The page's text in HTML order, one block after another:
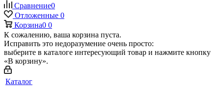
Сравнение0
Отложенные 0
Корзина0 0
К сожалению, ваша корзина пуста.
Исправить это недоразумение очень просто:
выберите в каталоге интересующий товар и нажмите кнопку
«В корзину».
Каталог